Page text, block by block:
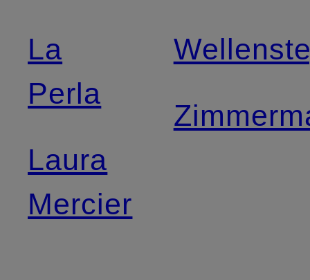
La
Perla
Laura
Mercier